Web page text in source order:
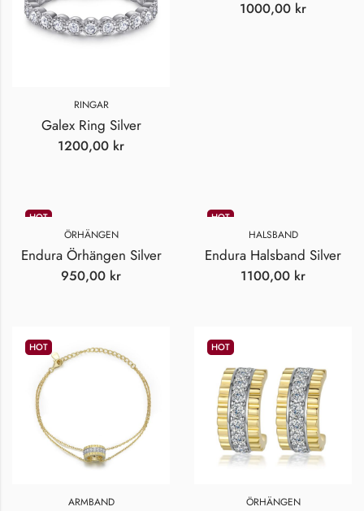
RINGAR
Galex Ring Silver
1200,00 kr
1000,00 kr
HOT
ÖRHÄNGEN
Endura Örhängen Silver
950,00 kr
HOT
HALSBAND
Endura Halsband Silver
1100,00 kr
HOT
ARMBAND
HOT
ÖRHÄNGEN